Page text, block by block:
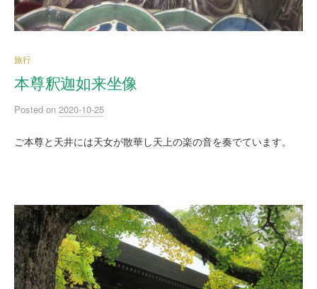
旅行
本尊釈迦如来坐像
Posted on 2020-10-25
ご本尊と天井には天女が散華し天上の楽の音を奏でています。